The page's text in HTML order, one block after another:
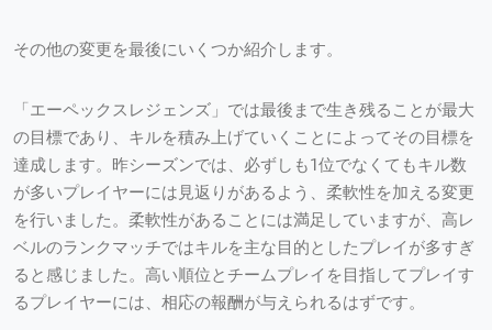
その他の変更を最後にいくつか紹介します。
「エーペックスレジェンズ」では最後まで生き残ることが最大
の目標であり、キルを積み上げていくことによってその目標を
達成します。昨シーズンでは、必ずしも1位でなくてもキル数
が多いプレイヤーには見返りがあるよう、柔軟性を加える変更
を行いました。柔軟性があることには満足していますが、高レ
ベルのランクマッチではキルを主な目的としたプレイが多すぎ
ると感じました。高い順位とチームプレイを目指してプレイす
るプレイヤーには、相応の報酬が与えられるはずです。